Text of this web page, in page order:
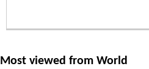
Most viewed from World